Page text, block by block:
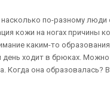
по-разному люди
кожи на ногах причины
каким-то
ходит в брюках. Можно
Когда она